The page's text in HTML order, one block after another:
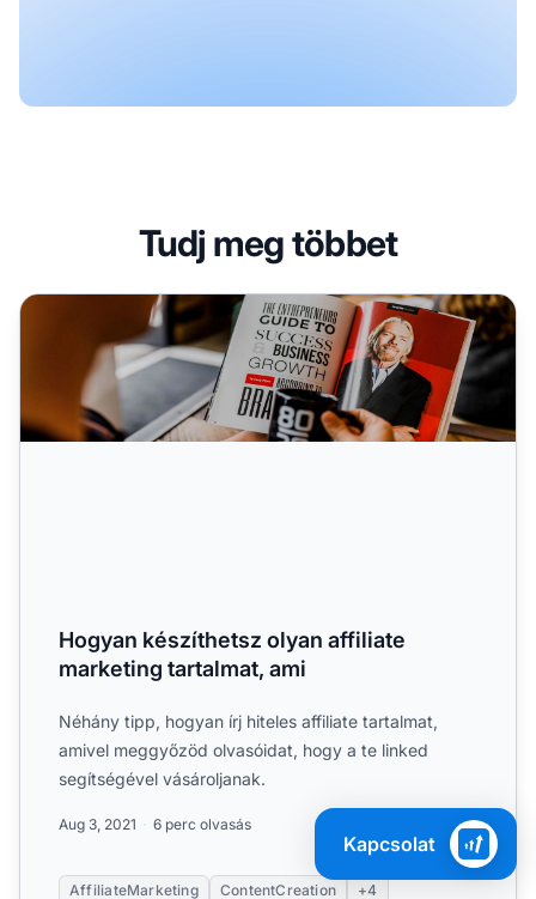
Tudj meg többet
Hogyan készíthetsz olyan affiliate marketing tartalmat,
Hogyan készíthetsz olyan affiliate
marketing tartalmat, ami
Néhány tipp, hogyan írj hiteles affiliate tartalmat,
amivel meggyőzöd olvasóidat, hogy a te linked
segítségével vásároljanak.
Aug 3, 2021 6 perc olvasás
AffiliateMarketing ContentCreation +4
Kapcsolat